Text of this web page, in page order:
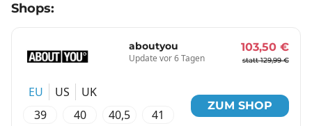
1
Shops:
aboutyou
Update vor 6 Tagen
103,50 €
statt 129,99 €
EU US
UK
39
40 40,5
41
ZUM SHOP